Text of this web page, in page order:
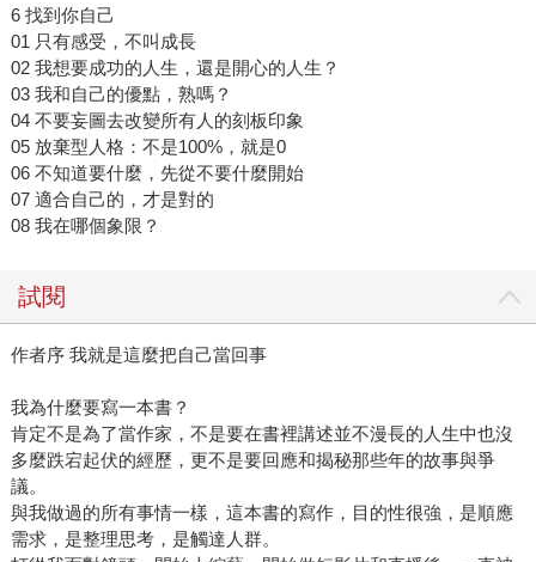
6 找到你自己
01 只有感受，不叫成長
02 我想要成功的⼈⽣，還是開⼼的⼈⽣？
03 我和⾃⼰的優點，熟嗎？
04 不要妄圖去改變所有⼈的刻板印象
05 放棄型⼈格：不是100%，就是0
06 不知道要什麼，先從不要什麼開始
07 適合⾃⼰的，才是對的
08 我在哪個象限？
試閱
作者序 我就是這麼把自己當回事
我為什麼要寫一本書？
肯定不是為了當作家，不是要在書裡講述並不漫長的人生中也沒
多麼跌宕起伏的經歷，更不是要回應和揭秘那些年的故事與爭
議。
與我做過的所有事情一樣，這本書的寫作，目的性很強，是順應
需求，是整理思考，是觸達人群。